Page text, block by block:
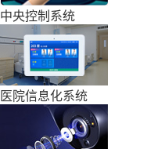
中央控制系统
医院信息化系统